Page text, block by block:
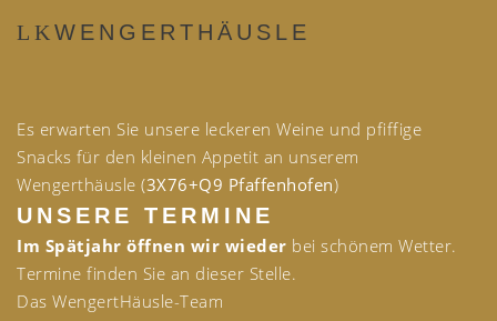
WENGERTHÄUSLE
Es erwarten Sie unsere leckeren Weine und pfiffige
Snacks für den kleinen Appetit an unserem
Wengerthäusle (3X76+Q9 Pfaffenhofen)
UNSERE TERMINE
Im Spätjahr öffnen wir wieder bei schönem Wetter.
Termine finden Sie an dieser Stelle.
Das WengertHäusle-Team